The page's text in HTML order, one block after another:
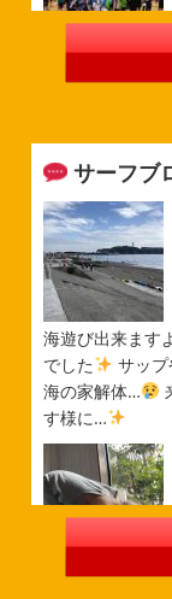
みなさんこん
続いています
運動する機会が
みなさんこんに
でその時の写真
援(*^▽^*) 弊社
今シーズ
過ごしですか
習に行ってきま
サーフブ
海遊び出来ます
でした
サッ
海の家解体…
す様に…
ッグ
はおちゃ